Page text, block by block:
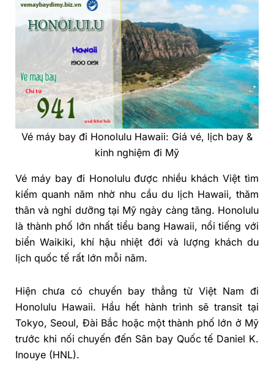
Vé máy bay đi Honolulu Hawaii: Giá vé, lịch bay &
kinh nghiệm đi Mỹ
Vé máy bay đi Honolulu được nhiều khách Việt tìm
kiếm quanh năm nhờ nhu cầu du lịch Hawaii, thăm
thân và nghỉ dưỡng tại Mỹ ngày càng tăng. Honolulu
là thành phố lớn nhất tiểu bang Hawaii, nổi tiếng với
biển Waikiki, khí hậu nhiệt đới và lượng khách du
lịch quốc tế rất lớn mỗi năm.
Hiện chưa có chuyến bay thẳng từ Việt Nam đi
Honolulu Hawaii. Hầu hết hành trình sẽ transit tại
Tokyo, Seoul, Đài Bắc hoặc một thành phố lớn ở Mỹ
trước khi nối chuyến đến Sân bay Quốc tế Daniel K.
Inouye (HNL).